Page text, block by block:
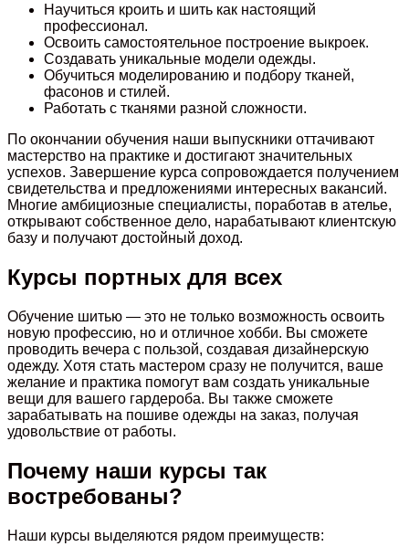
Научиться кроить и шить как настоящий
профессионал.
Освоить самостоятельное построение выкроек.
Создавать уникальные модели одежды.
Обучиться моделированию и подбору тканей,
фасонов и стилей.
Работать с тканями разной сложности.
По окончании обучения наши выпускники оттачивают
мастерство на практике и достигают значительных
успехов. Завершение курса сопровождается получением
свидетельства и предложениями интересных вакансий.
Многие амбициозные специалисты, поработав в ателье,
открывают собственное дело, нарабатывают клиентскую
базу и получают достойный доход.
Курсы портных для всех
Обучение шитью — это не только возможность освоить
новую профессию, но и отличное хобби. Вы сможете
проводить вечера с пользой, создавая дизайнерскую
одежду. Хотя стать мастером сразу не получится, ваше
желание и практика помогут вам создать уникальные
вещи для вашего гардероба. Вы также сможете
зарабатывать на пошиве одежды на заказ, получая
удовольствие от работы.
Почему наши курсы так
востребованы?
Наши курсы выделяются рядом преимуществ: